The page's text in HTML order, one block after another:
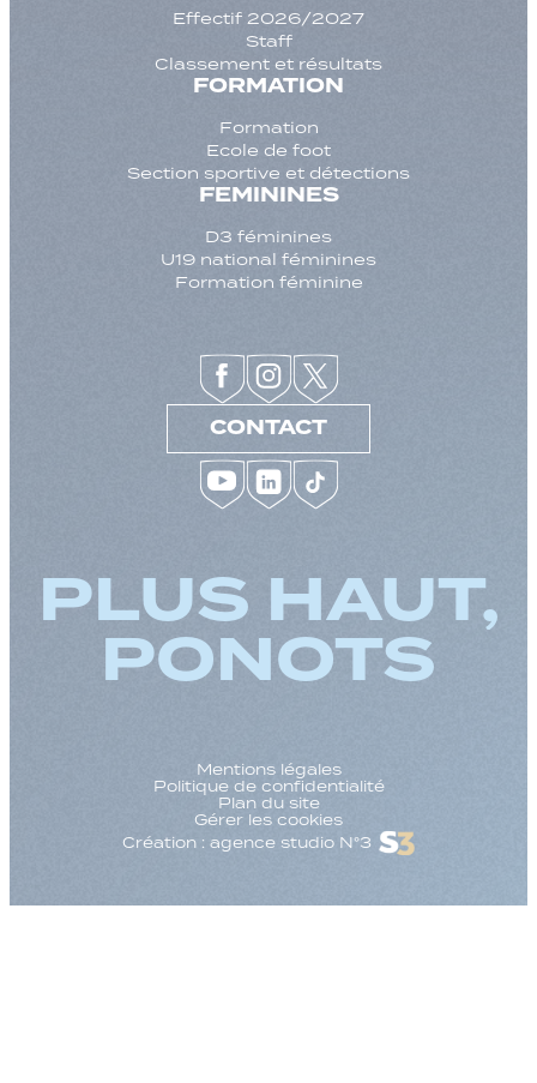
Effectif 2026/2027
Staff
Classement et résultats
FORMATION
Formation
Ecole de foot
Section sportive et détections
FEMININES
D3 féminines
U19 national féminines
Formation féminine
CONTACT
PLUS HAUT,
PONOTS
Mentions légales
Politique de confidentialité
Plan du site
Gérer les cookies
Création : agence studio N°3